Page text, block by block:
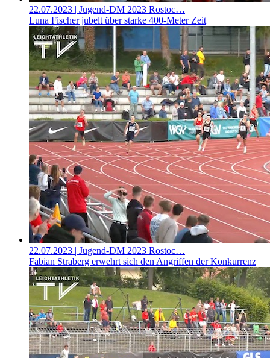
22.07.2023 | Jugend-DM 2023 Rostoc…
Luna Fischer jubelt über starke 400-Meter Zeit
22.07.2023 | Jugend-DM 2023 Rostoc…
Fabian Straberg erwehrt sich den Angriffen der Konkurrenz